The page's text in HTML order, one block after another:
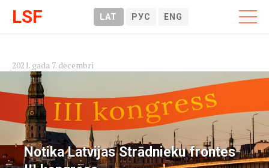
LSF LAT РУС ENG
2021. gada 7. decembrī
Notika Latvijas Strādnieku frontes